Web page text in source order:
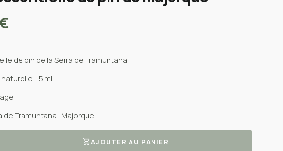
de pin de la Serra de Tramuntana
- 5 ml
de Tramuntana- Majorque
shopping_cartAJOUTER AU PANIER